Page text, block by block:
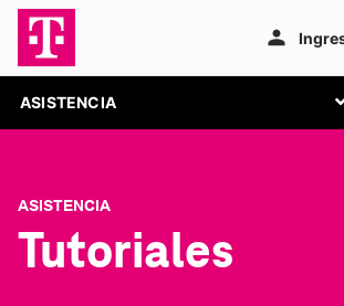
ASISTENCIA
ASISTENCIA
Tutoriales